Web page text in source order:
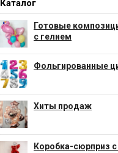
Каталог
Готовые
с гелием
Фольгированные
Хиты продаж
Коробка-сюрприз